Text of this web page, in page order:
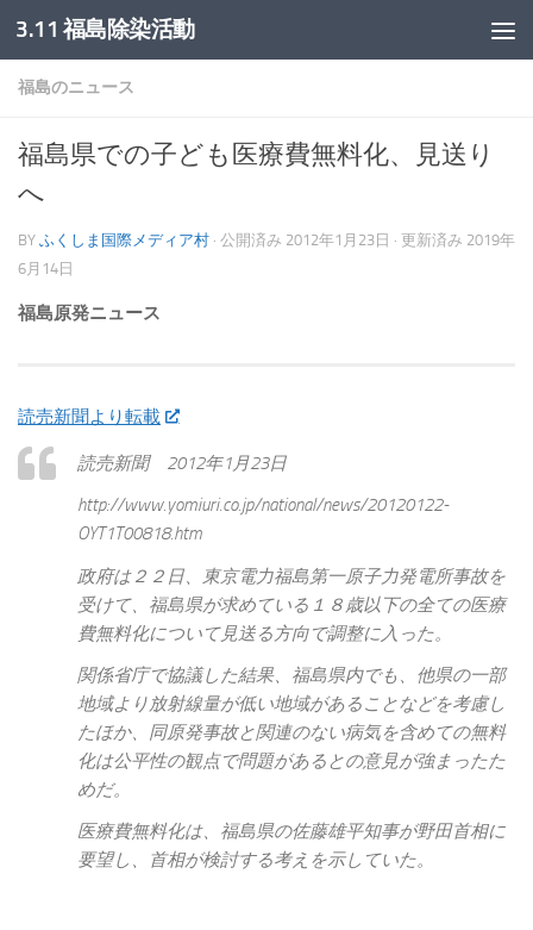
コンテンツへスキップ
3.11 福島除染活動
福島のニュース
福島県での子ども医療費無料化、見送り
へ
BY ふくしま国際メディア村 · 公開済み 2012年1月23日 · 更新済み 2019年
6月14日
福島原発ニュース
読売新聞より転載
読売新聞 2012年1月23日
http://www.yomiuri.co.jp/national/news/20120122-
OYT1T00818.htm
政府は２２日、東京電力福島第一原子力発電所事故を
受けて、福島県が求めている１８歳以下の全ての医療
費無料化について見送る方向で調整に入った。
関係省庁で協議した結果、福島県内でも、他県の一部
地域より放射線量が低い地域があることなどを考慮し
たほか、同原発事故と関連のない病気を含めての無料
化は公平性の観点で問題があるとの意見が強まったた
めだ。
医療費無料化は、福島県の佐藤雄平知事が野田首相に
要望し、首相が検討する考えを示していた。